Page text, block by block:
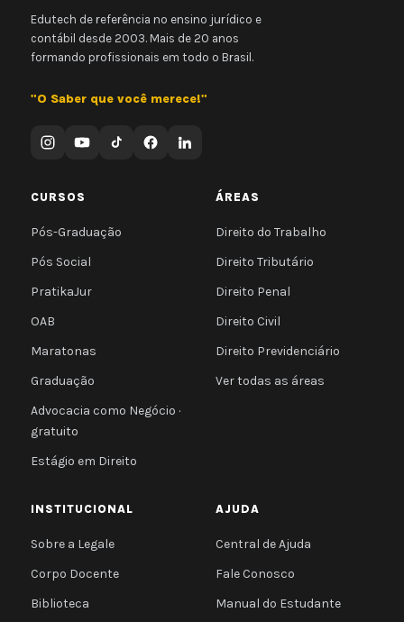
Edutech de referência no ensino jurídico e
contábil desde 2003. Mais de 20 anos
formando profissionais em todo o Brasil.
"O Saber que você merece!"
CURSOS
Pós-Graduação
Pós Social
PratikaJur
OAB
Maratonas
Graduação
Advocacia como Negócio ·
gratuito
Estágio em Direito
ÁREAS
Direito do Trabalho
Direito Tributário
Direito Penal
Direito Civil
Direito Previdenciário
Ver todas as áreas
INSTITUCIONAL
Sobre a Legale
Corpo Docente
Biblioteca
AJUDA
Central de Ajuda
Fale Conosco
Manual do Estudante